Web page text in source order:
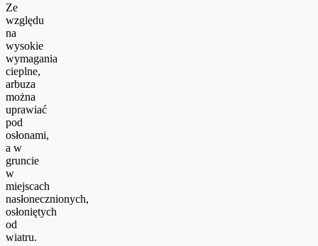
Ze
względu
na
wysokie
wymagania
cieplne,
arbuza
można
uprawiać
pod
osłonami,
a w
gruncie
w
miejscach
nasłonecznionych,
osłoniętych
od
wiatru.